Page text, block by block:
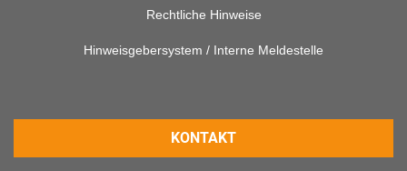
Rechtliche Hinweise
Hinweisgebersystem / Interne Meldestelle
KONTAKT